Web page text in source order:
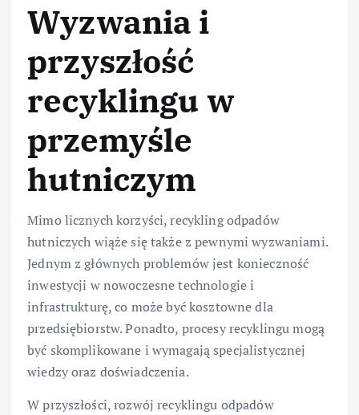
Wyzwania i
przyszłość
recyklingu w
przemyśle
hutniczym
Mimo licznych korzyści, recykling odpadów
hutniczych wiąże się także z pewnymi wyzwaniami.
Jednym z głównych problemów jest konieczność
inwestycji w nowoczesne technologie i
infrastrukturę, co może być kosztowne dla
przedsiębiorstw. Ponadto, procesy recyklingu mogą
być skomplikowane i wymagają specjalistycznej
wiedzy oraz doświadczenia.
W przyszłości, rozwój recyklingu odpadów